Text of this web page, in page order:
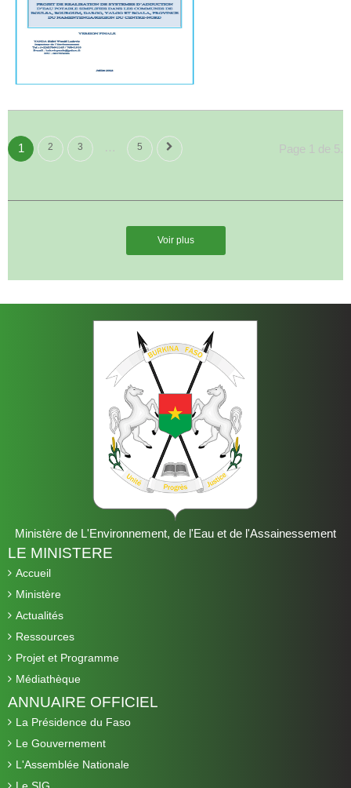
Page 1 de 5.
1 2 3 … 5
Voir plus
Ministère de L'Environnement, de l'Eau et de l'Assainessement
LE MINISTERE
Accueil
Ministère
Actualités
Ressources
Projet et Programme
Médiathèque
ANNUAIRE OFFICIEL
La Présidence du Faso
Le Gouvernement
L'Assemblée Nationale